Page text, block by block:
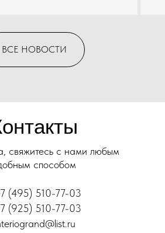
ВСЕ НОВОСТИ
свяжитесь с нами любым
способом
(495) 510-77-03
(925) 510-77-03